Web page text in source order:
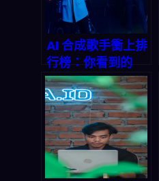
AI 合成歌手衝上排
行榜：你看到的
「熱門」到底是真
人氣，還是機器在
刷？